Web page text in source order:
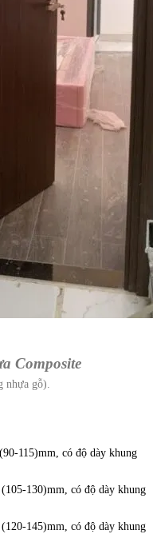
Composite
nhựa gỗ).
115)mm, có độ dày khung
130)mm, có độ dày khung
145)mm, có độ dày khung